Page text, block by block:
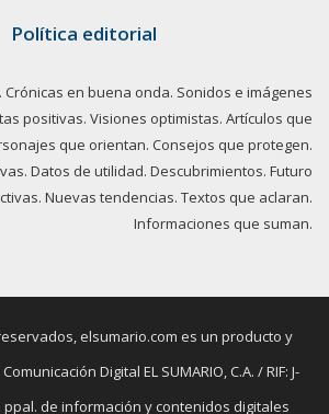
Política editorial
en buena onda. Sonidos e imágenes
positivas. Visiones optimistas. Artículos que
que orientan. Consejos que protegen.
Datos de utilidad. Descubrimientos. Futuro
Nuevas tendencias. Textos que aclaran.
Informaciones que suman.
elsumario.com es un producto y
Digital EL SUMARIO, C.A. / RIF: J-
ppal. de información y contenidos digitales